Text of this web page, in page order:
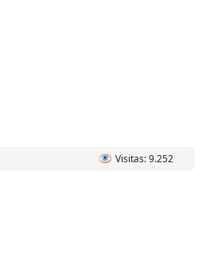
Visitas: 9.252